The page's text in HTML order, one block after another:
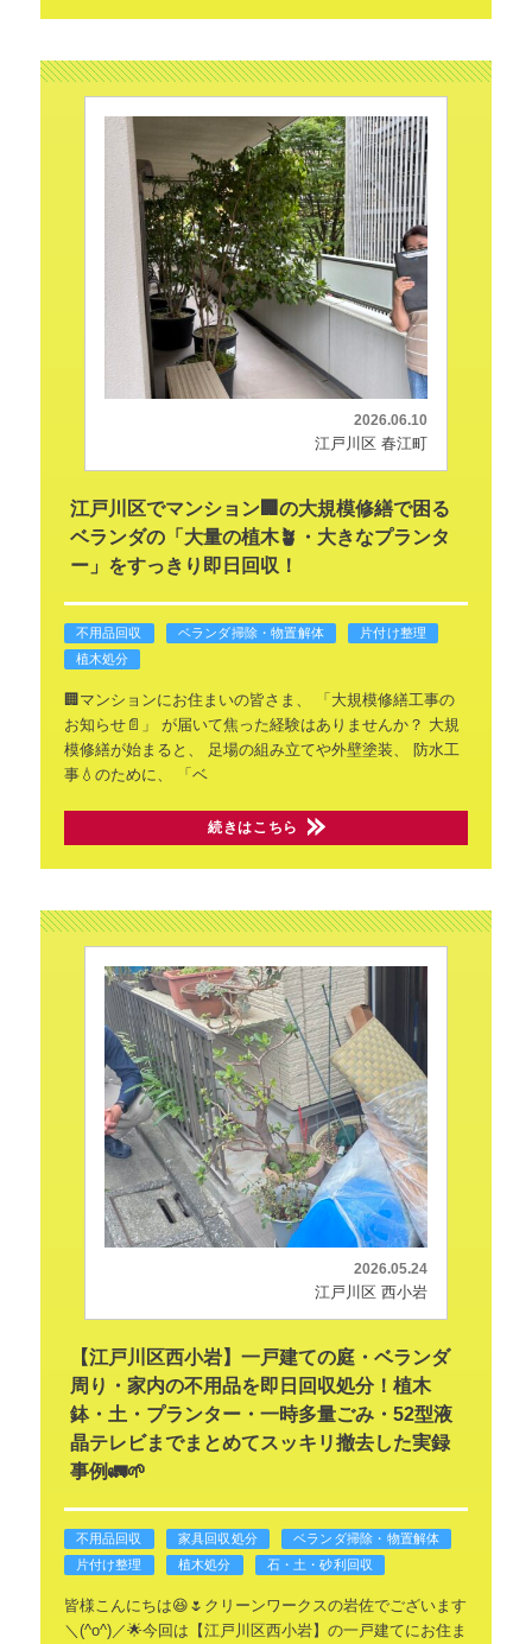
2026.06.10
江戸川区 春江町
江戸川区でマンション🏢の大規模修繕で困る
ベランダの「大量の植木🪴・大きなプランタ
ー」をすっきり即日回収！
不用品回収 ベランダ掃除・物置解体
片付け整理
植木処分
🏢マンションにお住まいの皆さま、
「大規模修繕工事の
お知らせ📄」
が届いて焦った経験はありませんか？ 大規
模修繕が始まると、
足場の組み立てや外壁塗装、
防水工
事💧のために、
「ベ
続きはこちら
2026.05.24
江戸川区 西小岩
【江戸川区西小岩】一戸建ての庭・ベランダ
周り・家内の不用品を即日回収処分！植木
鉢・土・プランター・一時多量ごみ・52型液
晶テレビまでまとめてスッキリ撤去した実録
事例🚛🌱
不用品回収 家具回収処分
ベランダ掃除・物置解体
片付け整理
植木処分 石・土・砂利回収
皆様こんにちは😆🌷クリーンワークスの岩佐でございます
＼(^o^)／🌟今回は【江戸川区西小岩】の一戸建てにお住ま